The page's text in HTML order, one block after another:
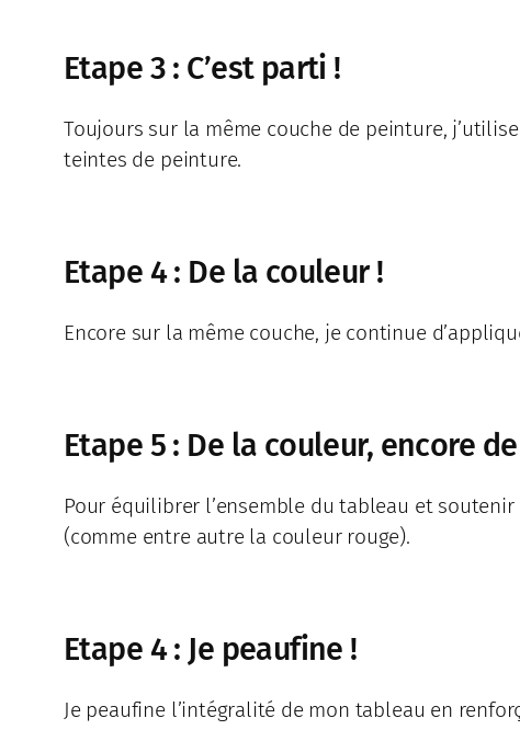
Etape 3 : C’est parti !
Toujours sur la même couche de peinture,
teintes de peinture.
Etape 4 : De la couleur !
Encore sur la même couche, je continue
Etape 5 : De la couleur, encore
Pour équilibrer l’ensemble du tableau et
(comme entre autre la couleur rouge).
Etape 4 : Je peaufine !
Je peaufine l’intégralité de mon tableau en